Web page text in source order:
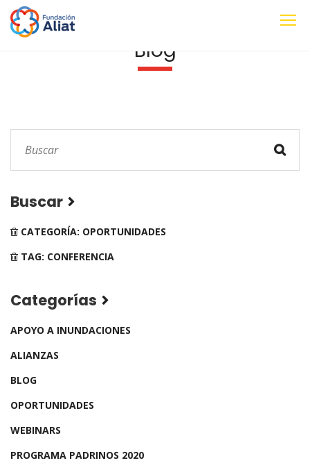
Blog
Buscar
CATEGORÍA: OPORTUNIDADES
TAG: CONFERENCIA
Categorías
APOYO A INUNDACIONES
ALIANZAS
BLOG
OPORTUNIDADES
WEBINARS
PROGRAMA PADRINOS 2020